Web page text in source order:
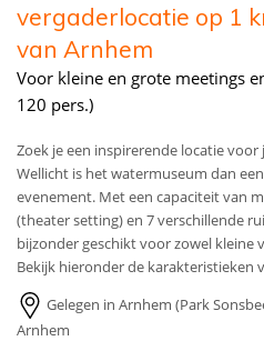
vergaderlocatie op 1
van Arnhem
Voor kleine en grote meetings
120 pers.)
Zoek je een inspirerende locatie voor
Wellicht is het watermuseum dan
evenement. Met een capaciteit van
(theater setting) en 7 verschillende
bijzonder geschikt voor zowel kleine
Bekijk hieronder de karakteristieken
Gelegen in Arnhem (Park
Arnhem